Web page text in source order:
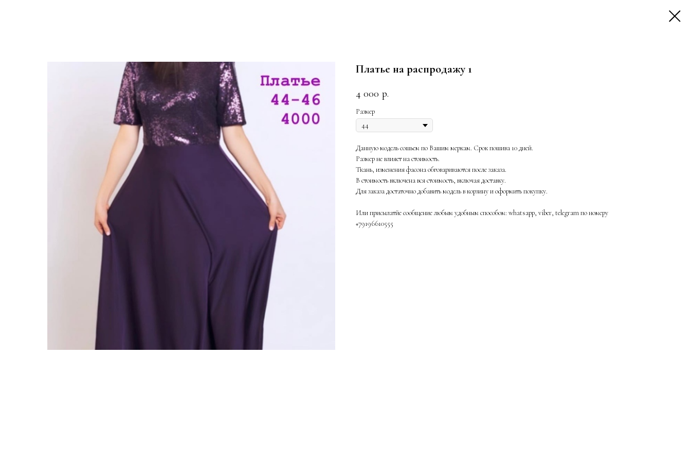
Платье на распродажу 1
4 000 р.
Размер
Данную модель сошьем по Вашим меркам. Срок пошива 10 дней.
Размер не влияет на стоимость.
Ткань, изменения фасона обговариваются после заказа.
В стоимость включена вся стоимость, включая доставку.
Для заказа достаточно добавить модель в корзину и оформить покупку.
Или присылатйе сообщение любым удобным способом: whatsapp, viber, telegram по номеру
+79196610555